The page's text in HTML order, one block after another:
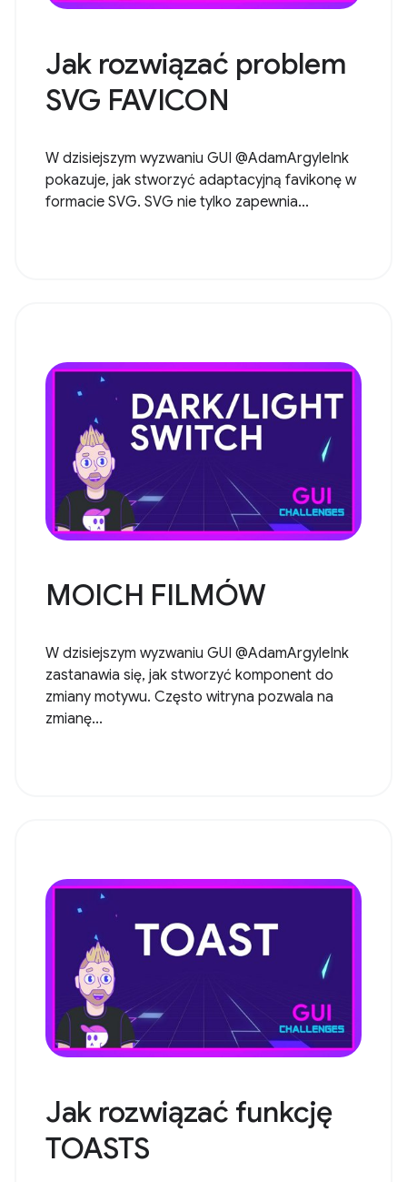
Jak rozwiązać problem
SVG FAVICON
W dzisiejszym wyzwaniu GUI @AdamArgyleInk
pokazuje, jak stworzyć adaptacyjną favikonę w
formacie SVG. SVG nie tylko zapewnia...
MOICH FILMÓW
W dzisiejszym wyzwaniu GUI @AdamArgyleInk
zastanawia się, jak stworzyć komponent do
zmiany motywu. Często witryna pozwala na
zmianę...
Jak rozwiązać funkcję
TOASTS